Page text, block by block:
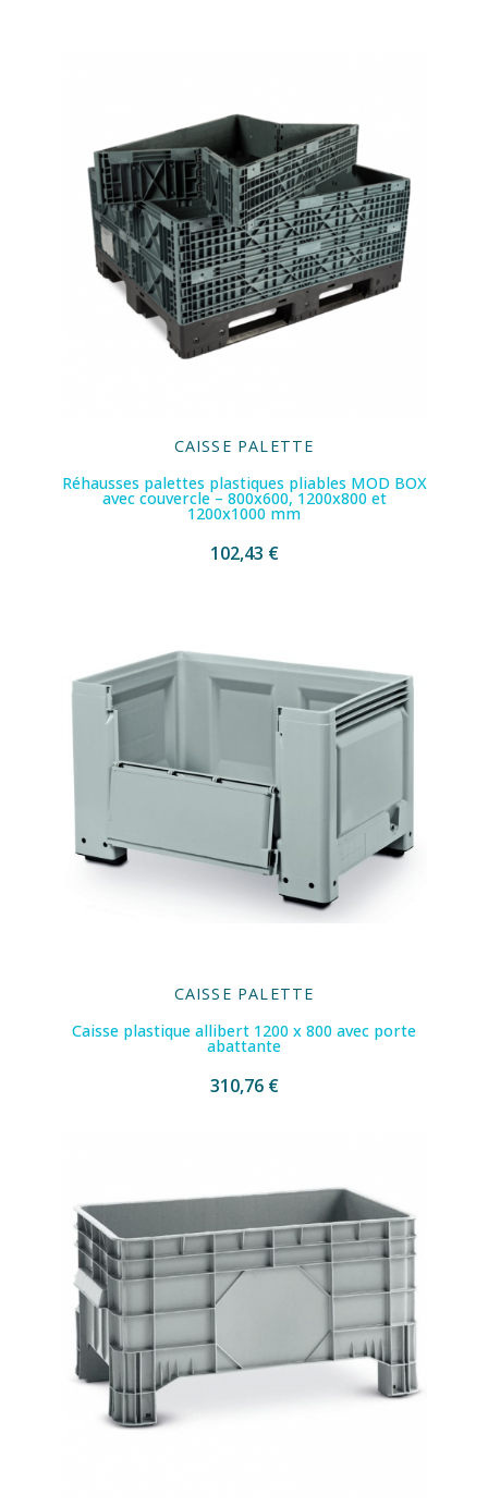
CAISSE PALETTE
Réhausses palettes plastiques pliables MOD BOX
avec couvercle – 800x600, 1200x800 et
1200x1000 mm
102,43 €
CAISSE PALETTE
Caisse plastique allibert 1200 x 800 avec porte
abattante
310,76 €